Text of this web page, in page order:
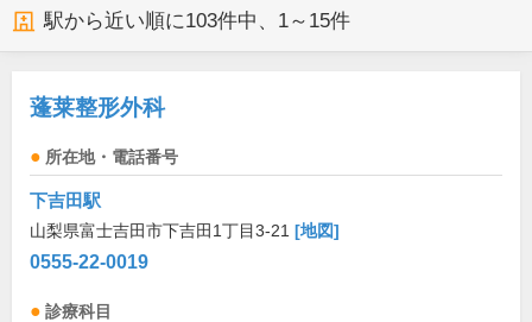
駅から近い順に103件中、 1～15件
蓬莱整形外科
所在地・電話番号
下吉田駅
山梨県富士吉田市下吉田1丁目3-21 [地図]
0555-22-0019
診療科目